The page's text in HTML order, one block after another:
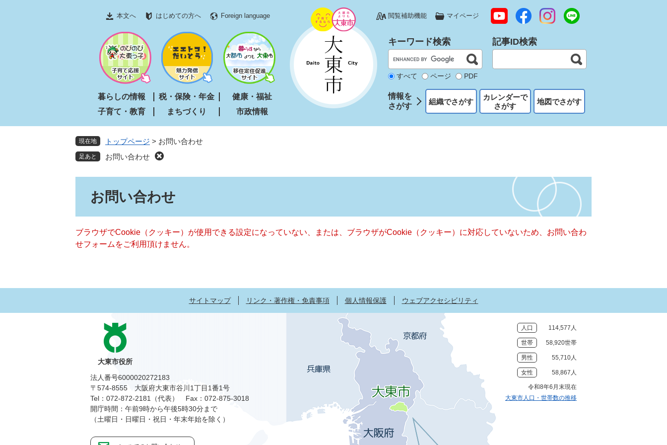
文
本文へ はじめての方へ Foreign language 閲覧補助機能 マイページ
暮らしの情報 税・保険・年金
健康・福祉
子育て・教育
まちづくり 市政情報
キーワード検索
すべて ページ PDF
記事ID検索
情報を
さがす
組織でさがす
カレンダーで
さがす
地図でさがす
現在地 トップページ > お問い合わせ
お問い合わせ
お問い合わせ
ブラウザでCookie（クッキー）が使用できる設定になっていない、または、ブラウザがCookie（クッキー）に対応していないため、お問い合わ
せフォームをご利用頂けません。
サイトマップ リンク・著作権・免責事項 個人情報保護 ウェブアクセシビリティ
人口 114,577人
世帯 58,920世帯
男性 55,710人
女性 58,867人
令和8年6月末現在
大東市人口・世帯数の推移
大東市役所
法人番号6000020272183
〒574-8555 大阪府大東市谷川1丁目1番1号
Tel：072-872-2181（代表）
Fax：072-875-3018
開庁時間：午前9時から午後5時30分まで
（土曜日・日曜日・祝日・年末年始を除く）